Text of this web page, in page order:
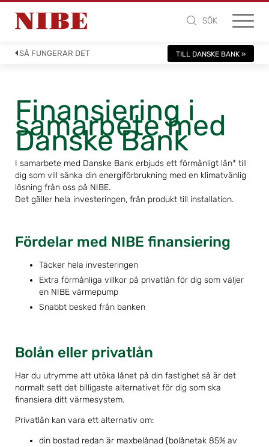
SÖK
SÅ FUNGERAR DET TILL DANSKE BANK »
Finansiering i
samarbete med
Danske Bank
I samarbete med Danske Bank erbjuds ett förmånligt lån* till
dig som vill sänka din energiförbrukning med en klimatvänlig
lösning från oss på NIBE.
Det gäller hela investeringen, från produkt till installation.
Fördelar med NIBE finansiering
Täcker hela investeringen
Extra förmånliga villkor på privatlån för dig som väljer
en NIBE värmepump
Snabbt besked från banken
Bolån eller privatlån
Har du utrymme att utöka lånet på din fastighet så är det
normalt sett det billigaste alternativet för dig som ska
finansiera ditt värmesystem.
Privatlån kan vara ett alternativ om:
din bostad redan är maxbelånad (bolånetak 85% av